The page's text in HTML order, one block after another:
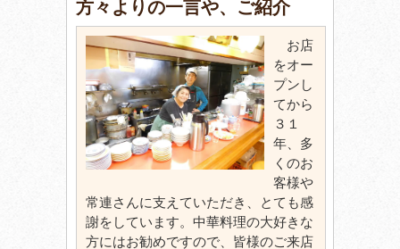
方々よりの一言や、ご紹介
お店
をオー
プンし
てから
３１
年、多
くのお
客様や
常連さんに支えていただき、とても感
謝をしています。中華料理の大好きな
方にはお勧めですので、皆様のご来店